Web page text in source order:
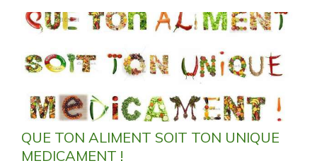
QUE TON ALIMENT SOIT TON UNIQUE
MEDICAMENT !